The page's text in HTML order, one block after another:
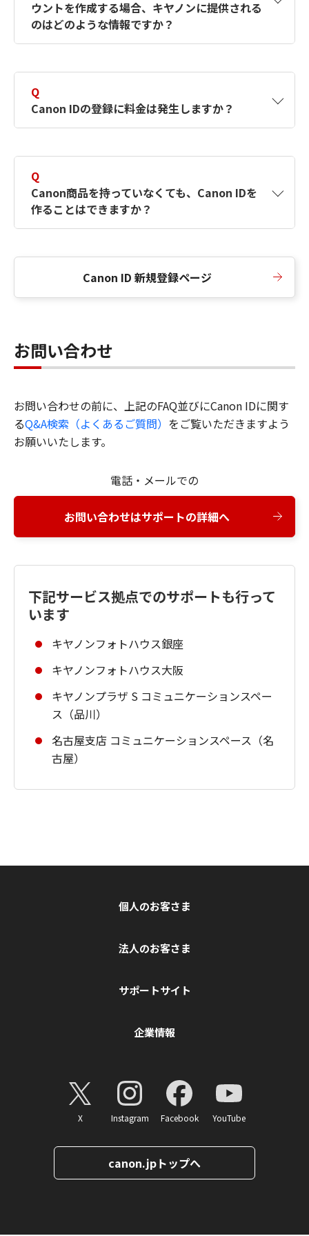
何ですか？Canon IDの作成方法は？をご確認く
ださい。
ウントを作成する場合、キヤノンに提供される
のはどのような情報ですか？
択したサービスから取得します。アカウントを
簡単に作成できるように、この情報を使用して
Canon IDの登録フォームを入力します。
Q
Canon IDの登録に料金は発生しますか？
Q
Canon商品を持っていなくても、Canon IDを
作ることはできますか？
Canon ID 新規登録ページ
お問い合わせ
お問い合わせの前に、上記のFAQ並びにCanon IDに関す
るQ&A検索（よくあるご質問） をご覧いただきますよう
お願いいたします。
電話・メールでの
お問い合わせはサポートの詳細へ
下記サービス拠点でのサポートも行って
います
キヤノンフォトハウス銀座
キヤノンフォトハウス大阪
キヤノンプラザ S コミュニケーションスペー
ス（品川）
名古屋支店 コミュニケーションスペース（名
古屋）
個人のお客さま
法人のお客さま
サポートサイト
企業情報
X Instagram Facebook YouTube
canon.jpトップへ